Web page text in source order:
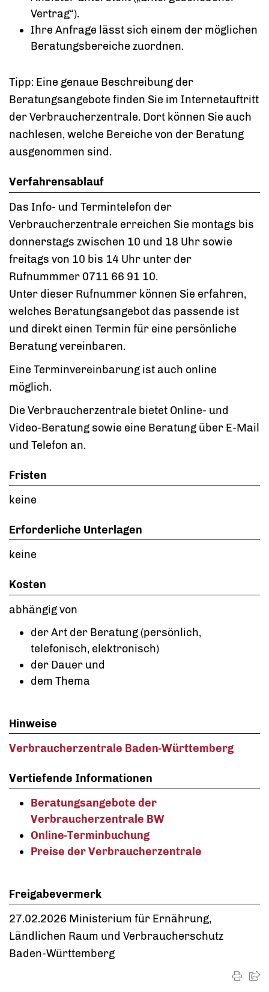
Vertrag“).
Ihre Anfrage lässt sich einem der möglichen
Beratungsbereiche zuordnen.
Tipp: Eine genaue Beschreibung der
Beratungsangebote finden Sie im Internetauftritt
der Verbraucherzentrale. Dort können Sie auch
nachlesen, welche Bereiche von der Beratung
ausgenommen sind.
Verfahrensablauf
Das Info- und Termintelefon der
Verbraucherzentrale erreichen Sie montags bis
donnerstags zwischen 10 und 18 Uhr sowie
freitags von 10 bis 14 Uhr unter der
Rufnummmer 0711 66 91 10.
Unter dieser Rufnummer können Sie erfahren,
welches Beratungsangebot das passende ist
und direkt einen Termin für eine persönliche
Beratung vereinbaren.
Eine Terminvereinbarung ist auch online
möglich.
Die Verbraucherzentrale bietet Online- und
Video-Beratung sowie eine Beratung über E-Mail
und Telefon an.
Fristen
keine
Erforderliche Unterlagen
keine
Kosten
abhängig von
der Art der Beratung (persönlich,
telefonisch, elektronisch)
der Dauer und
dem Thema
Hinweise
Verbraucherzentrale Baden-Württemberg
Vertiefende Informationen
Beratungsangebote der
Verbraucherzentrale BW
Online-Terminbuchung
Preise der Verbraucherzentrale
Freigabevermerk
27.02.2026 Ministerium für Ernährung,
Ländlichen Raum und Verbraucherschutz
Baden-Württemberg